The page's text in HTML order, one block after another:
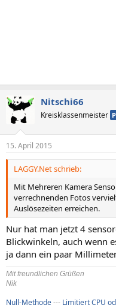
Nitschi66
Kreisklassenmeister
15. April 2015
LAGGY.Net schrieb:
Mit Mehreren Kamera
verrechnenden Fotos
Auslösezeiten erreichen.
Nur hat man jetzt 4
Blickwinkeln, auch wenn
ja dann ein paar
Mit freundlichen Grüßen
Nik
Null-Methode--- Limitiert CPU